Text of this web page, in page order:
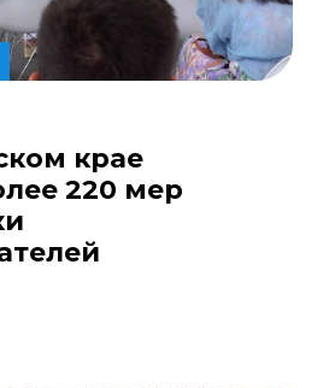
крае
220 мер